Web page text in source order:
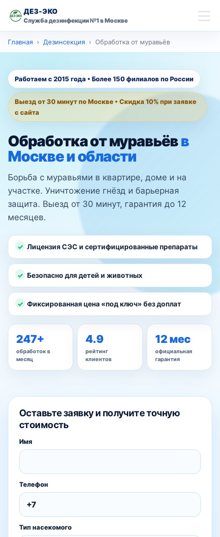
ДЕЗ-ЭКО
Служба дезинфекции №1 в Москве
Главная
Дезинсекция
Дезинфекция
Дезодорация
Контакты
Ваш город Москва
Главная Дезинсекция Обработка от муравьёв
Работаем с 2015 года • Более 150 филиалов по России
Выезд от 30 минут по Москве • Скидка 10% при заявке
с сайта
Обработка от муравьёвв
Москве и области
Борьба с муравьями в квартире, доме и на
участке. Уничтожение гнёзд и барьерная
защита. Выезд от 30 минут, гарантия до 12
месяцев.
Лицензия СЭС и сертифицированные препараты
Безопасно для детей и животных
Фиксированная цена «под ключ» без доплат
247+
обработок в
месяц
4.9
рейтинг
клиентов
12 мес
официальная
гарантия
Оставьте заявку и получите точную
стоимость
Имя
Телефон
Тип насекомого
первую обработку
Телефон
Оставить заявку со скидкой